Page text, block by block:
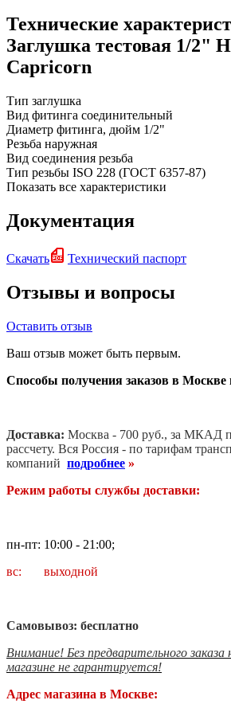
Технические
Заглушка тестовая 1/2"
Capricorn
Тип заглушка
Вид фитинга соединительный
Диаметр фитинга, дюйм 1/2"
Резьба наружная
Вид соединения резьба
Тип резьбы ISO 228 (ГОСТ 6357-87)
Показать все характеристики
Документация
Скачать Технический паспорт
Отзывы и вопросы
Оставить отзыв
Ваш отзыв может быть первым.
Способы получения заказов в
Доставка: Москва - 700 руб., за МКАД
рассчету. Вся Россия - по тарифам
компаний подробнее »
Режим работы службы доставки:
пн-пт: 10:00 - 21:00;
вс: выходной
Самовывоз: бесплатно
Внимание! Без предварительного заказа
магазине не гарантируется!
Адрес магазина в Москве: